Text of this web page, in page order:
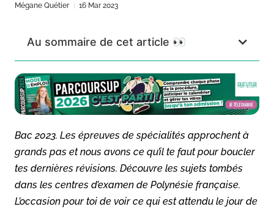
Mégane Quétier 16 Mar 2023
Au sommaire de cet article 👀
Bac 2023. Les épreuves de spécialités approchent à
grands pas et nous avons ce qu’il te faut pour boucler
tes dernières révisions. Découvre les sujets tombés
dans les centres d’examen de Polynésie française.
L’occasion pour toi de voir ce qui est attendu le jour de